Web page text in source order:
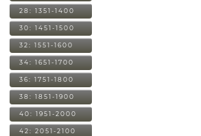
28: 1351-1400
30: 1451-1500
32: 1551-1600
34: 1651-1700
36: 1751-1800
38: 1851-1900
40: 1951-2000
42: 2051-2100